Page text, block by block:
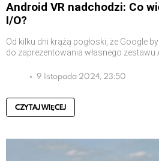
Android VR nadchodzi: Co
I/O?
Od kilku dni krążą pogłoski, że Google
do zaprezentowania własnego zestawu
9 listopada 2024, 23:50
CZYTAJ WIĘCEJ